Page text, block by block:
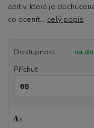
aditiv, která je
co ocenít... celý popis
Dostupnost
na
Příchuť
/ks